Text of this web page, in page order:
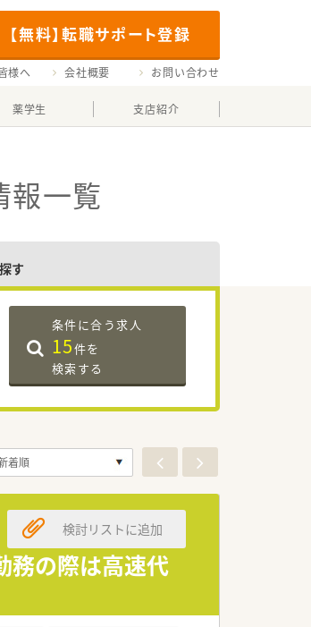
【無料】転職サポート登録
様へ 会社概要 お問い合わせ
薬学生 支店紹介
報一覧
す
条件に合う求人
15件を
検索する
務の際は高速代
検討リストに追加